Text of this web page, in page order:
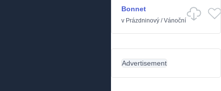
Bonnet
v Prázdninový /Vánoční
Advertisement